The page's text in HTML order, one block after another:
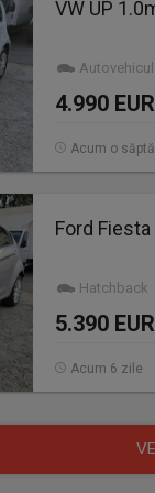
ORELE
LA
VW UP
4.990 EUR
Acum o
Ford
Hatchback
5.390 EUR
Acum 6 zile